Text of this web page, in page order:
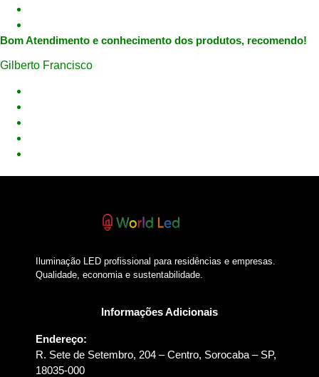
Bom Atendimento e conhecimento dos produtos, recomendo!
Gilberto Francisco
Iluminação LED profissional para residências e empresas.
Qualidade, economia e sustentabilidade.
Informações Adicionais
Endereço:
R. Sete de Setembro, 204 – Centro, Sorocaba – SP,
18035-000